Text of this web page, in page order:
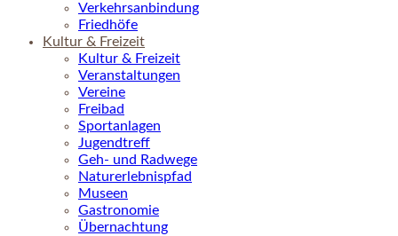
Verkehrsanbindung
Friedhöfe
Kultur & Freizeit
Kultur & Freizeit
Veranstaltungen
Vereine
Freibad
Sportanlagen
Jugendtreff
Geh- und Radwege
Naturerlebnispfad
Museen
Gastronomie
Übernachtung